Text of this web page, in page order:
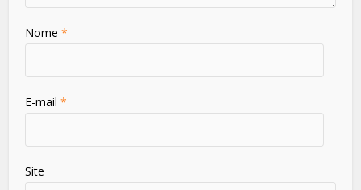
Nome*
E-mail*
Site